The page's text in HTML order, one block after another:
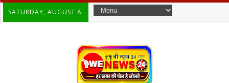
SATURDAY, AUGUST 8.